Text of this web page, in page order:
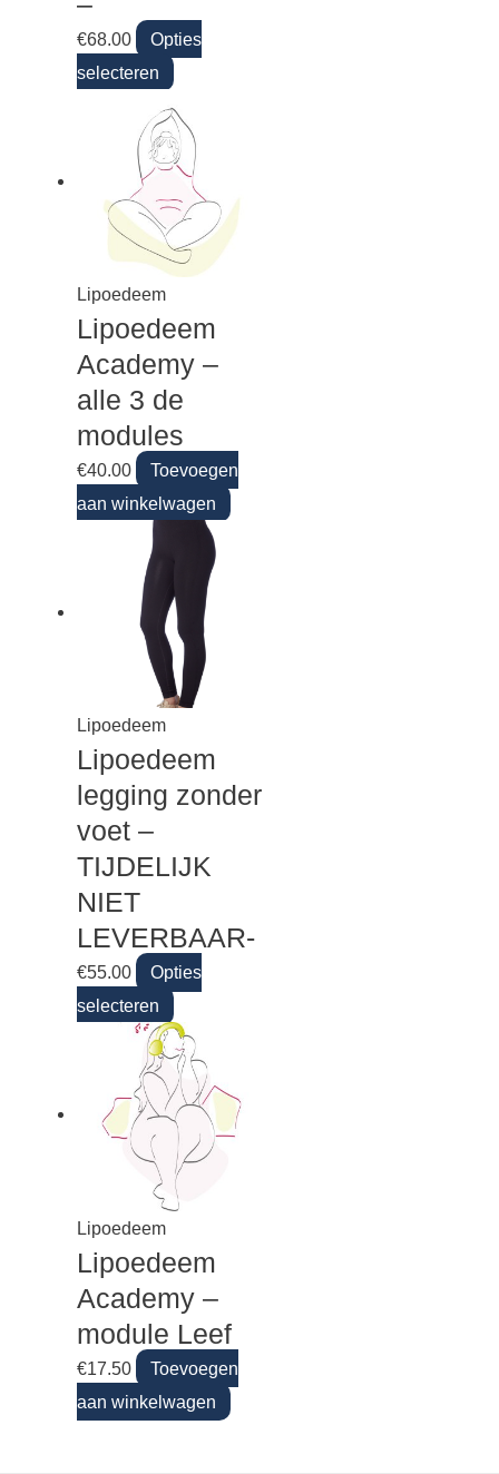
€68.00
Opties
selecteren
Lipoedeem
Lipoedeem
Academy –
alle 3 de
modules
€40.00
Toevoegen
aan winkelwagen
Lipoedeem
Lipoedeem
legging zonder
voet –
TIJDELIJK
NIET
LEVERBAAR-
€55.00
Opties
selecteren
Lipoedeem
Lipoedeem
Academy –
module Leef
€17.50
Toevoegen
aan winkelwagen